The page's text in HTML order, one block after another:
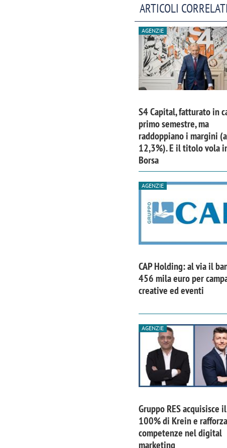
ARTICOLI CORRELATI
AGENZIE
S4 Capital, fatturato in
primo semestre, ma
raddoppiano i margini
12,3%). E il titolo vola
Borsa
AGENZIE
CAP Holding: al via il
456 mila euro per
creative ed eventi
AGENZIE
Gruppo RES acquisisce il
100% di Krein e
competenze nel digital
marketing
comunicazione crea un brand food:
«La